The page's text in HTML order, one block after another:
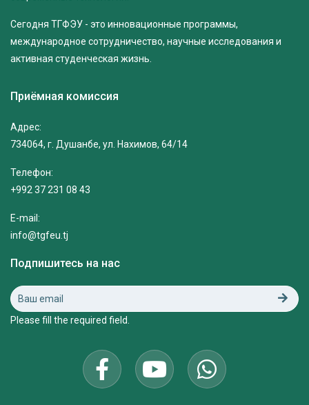
Сегодня ТГФЭУ - это инновационные программы,
международное сотрудничество, научные исследования и
активная студенческая жизнь.
Приёмная комиссия
Адрес:
734064, г. Душанбе, ул. Нахимов, 64/14
Телефон:
+992 37 231 08 43
E-mail:
info@tgfeu.tj
Подпишитесь на нас
Please fill the required field.